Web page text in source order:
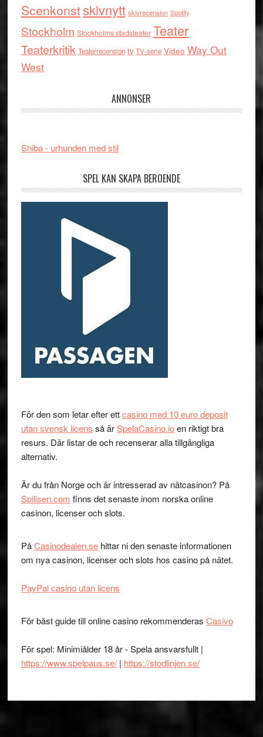
Scenkonstskivnytt skivrecension Spotify
Stockholm Stockholms stadsteater Teater
Teaterkritik Teaterrecension tv TV-serie Video Way Out
West
ANNONSER
Shiba - urhunden med stil
SPEL KAN SKAPA BEROENDE
För den som letar efter ettcasino med 10 euro deposit
utan svensk licens så ärSpelaCasino.ioen riktigt bra
resurs. Där listar de och recenserar alla tillgängliga
alternativ.
Är du från Norge och är intresserad av nätcasinon? På
Spillsen.com finns det senaste inom norska online
casinon, licenser och slots.
PåCasinodealen.sehittar ni den senaste informationen
om nya casinon, licenser och slots hos casino på nätet.
PayPal casino utan licens
För bäst guide till online casino rekommenderas Casivo
För spel: Minimiålder 18 år - Spela ansvarsfullt |
https://www.spelpaus.se/| https://stodlinjen.se/